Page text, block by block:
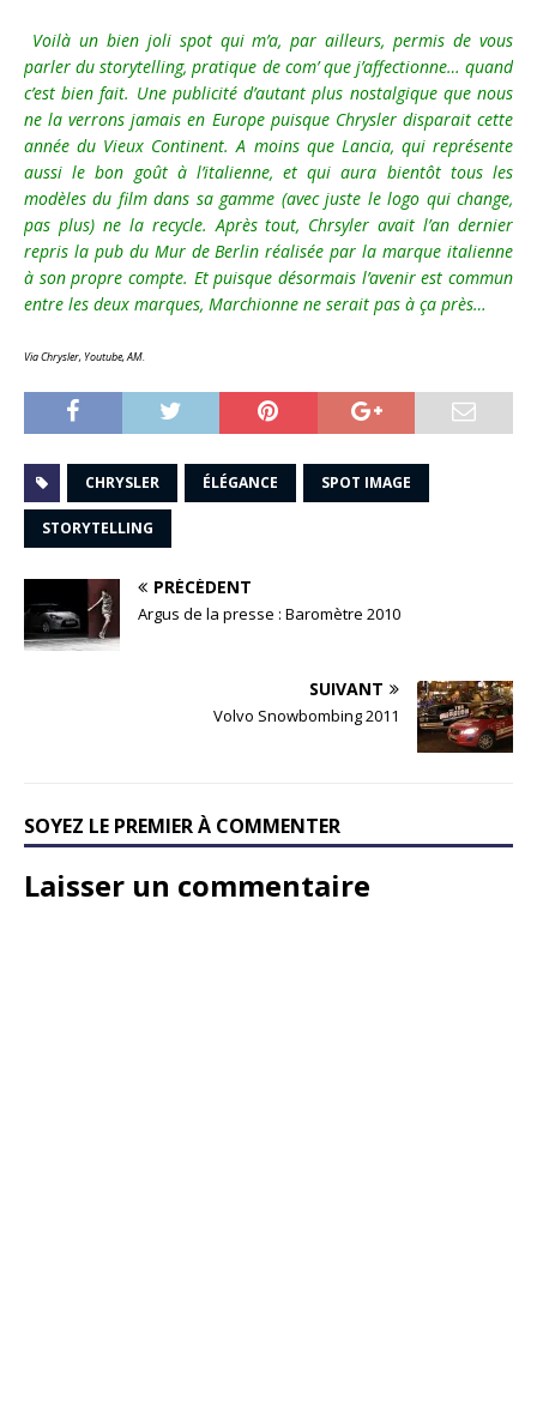
Voilà un bien joli spot qui m’a, par ailleurs, permis de vous
parler du storytelling, pratique de com’ que j’affectionne… quand
c’est bien fait. Une publicité d’autant plus nostalgique que nous
ne la verrons jamais en Europe puisque Chrysler disparait cette
année du Vieux Continent. A moins que Lancia, qui représente
aussi le bon goût à l’italienne, et qui aura bientôt tous les
modèles du film dans sa gamme (avec juste le logo qui change,
pas plus) ne la recycle. Après tout, Chrsyler avait l’an dernier
repris la pub du Mur de Berlin réalisée par la marque italienne
à son propre compte. Et puisque désormais l’avenir est commun
entre les deux marques, Marchionne ne serait pas à ça près…
Via Chrysler, Youtube, AM.
CHRYSLER ÉLÉGANCE SPOT IMAGE
STORYTELLING
PRÉCÉDENT
Argus de la presse : Baromètre 2010
SUIVANT
Volvo Snowbombing 2011
SOYEZ LE PREMIER À COMMENTER
Laisser un commentaire